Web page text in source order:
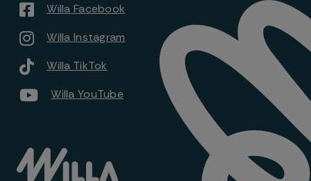
Willa Facebook
Willa Instagram
Willa TikTok
Willa YouTube